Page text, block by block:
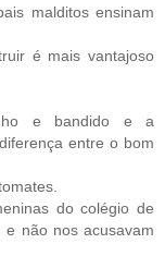
malditos ensinam
é mais vantajoso
e bandido e a
entre o bom
do colégio de
não nos acusavam